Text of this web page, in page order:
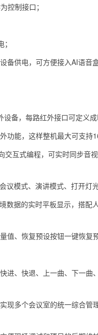
控制接口；
供电，可方便接入AI语音
备，每路红外接口可定义
能，这样整机最大可支持
互式编程，可实时同步音
模式、演讲模式、打开灯
据的实时平板显示，搭配
、恢复预设按钮一键恢复
进、快退、上一曲、下一
现多个会议室的统一综合